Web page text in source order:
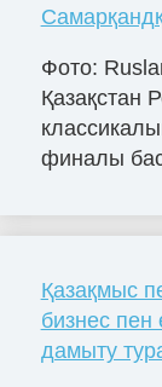
Фото:
Қазақстан
финалы
Қазақмыс
бизнес пен
дамыту